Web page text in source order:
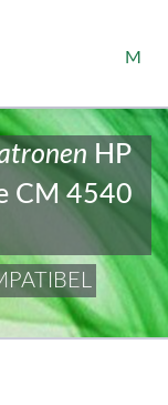
M
HP
CM 4540